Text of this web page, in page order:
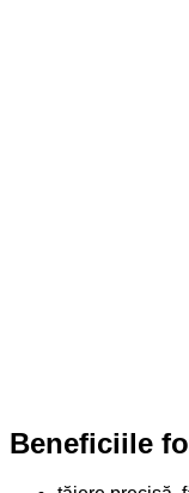
Beneficiile